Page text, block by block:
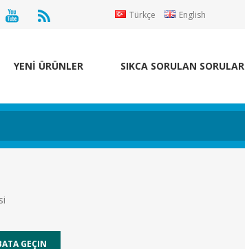
Türkçe English
YENİ ÜRÜNLER SIKCA SORULAN SORULAR